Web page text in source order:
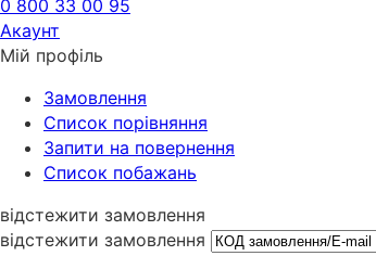
0 800 33 00 95
Акаунт
Мій профіль
Замовлення
Cписок порівняння
Запити на повернення
Список побажань
відстежити замовлення
відстежити замовлення